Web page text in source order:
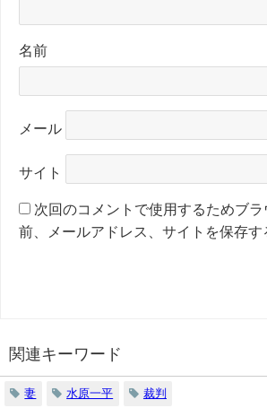
名前
メール
サイト
次回のコメントで使用するためブ
前、メールアドレス、サイトを保存す
関連キーワード
妻 水原一平 裁判